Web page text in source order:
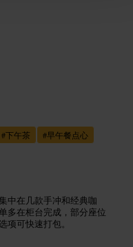
#下午茶 #早午餐点心
中在几款手冲和经典咖
多在柜台完成，部分座位
可快速打包。